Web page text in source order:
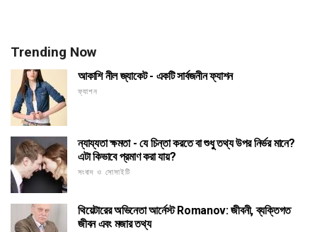
Trending Now
আকাশি নীল জ্যাকেট - একটি সার্বজনীন ফ্যাশন
ফ্যাশন
ন্যায্যতা ক্ষমতা - যে চিন্তা করতে বা শুধু তথ্য উপর নির্ভর মানে?
এটা কিভাবে প্রমাণ করা যায়?
সংবাদ ও সোসাইটি
থিয়েটারের অভিনেতা আর্নেস্ট Romanov: জীবনী, ব্যক্তিগত
জীবন এবং মজার তথ্য